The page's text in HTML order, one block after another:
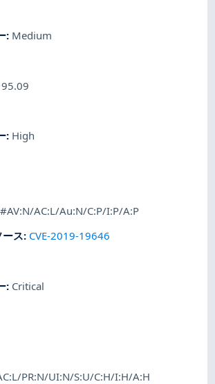
: Medium
95.09
: High
AC:L/Au:N/C:P/I:P/A:P
ース: CVE-2019-19646
: Critical
PR:N/UI:N/S:U/C:H/I:H/A:H